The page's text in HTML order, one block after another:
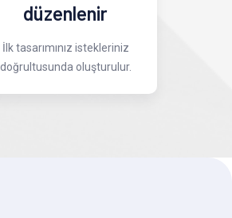
düzenlenir
İlk tasarımınız istekleriniz
doğrultusunda oluşturulur.